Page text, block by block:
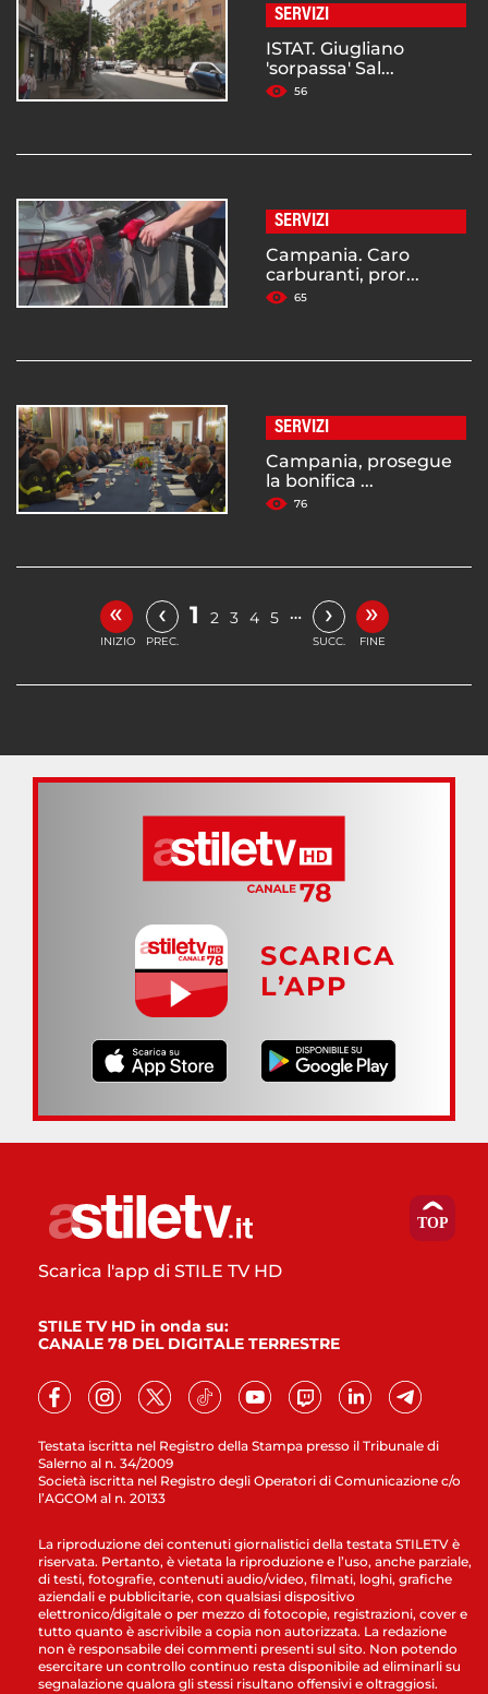
SERVIZI
ISTAT. Giugliano
'sorpassa' Sal...
56
SERVIZI
Campania. Caro
carburanti, pror...
65
SERVIZI
Campania, prosegue
la bonifica ...
76
«
INIZIO
‹
PREC.
1 2 3 4 5 … ›
SUCC.
»
FINE
SCARICA
L’APP
Testata iscritta nel Registro della Stampa presso il Tribunale di
Salerno al n. 34/2009
Società iscritta nel Registro degli Operatori di Comunicazione c/o
l’AGCOM al n. 20133
Scarica l'app di STILE TV HD
STILE TV HD in onda su:
CANALE 78 DEL DIGITALE TERRESTRE
La riproduzione dei contenuti giornalistici della testata STILETV è
riservata. Pertanto, è vietata la riproduzione e l’uso, anche parziale,
di testi, fotografie, contenuti audio/video, filmati, loghi, grafiche
aziendali e pubblicitarie, con qualsiasi dispositivo
elettronico/digitale o per mezzo di fotocopie, registrazioni, cover e
tutto quanto è ascrivibile a copia non autorizzata. La redazione
non è responsabile dei commenti presenti sul sito. Non potendo
esercitare un controllo continuo resta disponibile ad eliminarli su
segnalazione qualora gli stessi risultano offensivi e oltraggiosi.